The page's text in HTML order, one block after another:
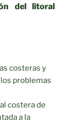
del litoral
costeras y
problemas
costera de
a la